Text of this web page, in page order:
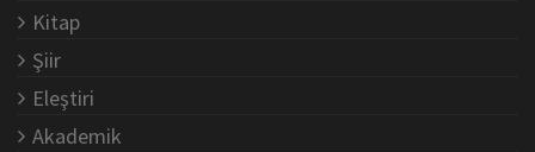
Kitap
Şiir
Eleştiri
Akademik